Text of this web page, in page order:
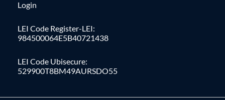
Login
LEI Code Register-LEI:
984500064E5B40721438
LEI Code Ubisecure:
529900T8BM49AURSDO55